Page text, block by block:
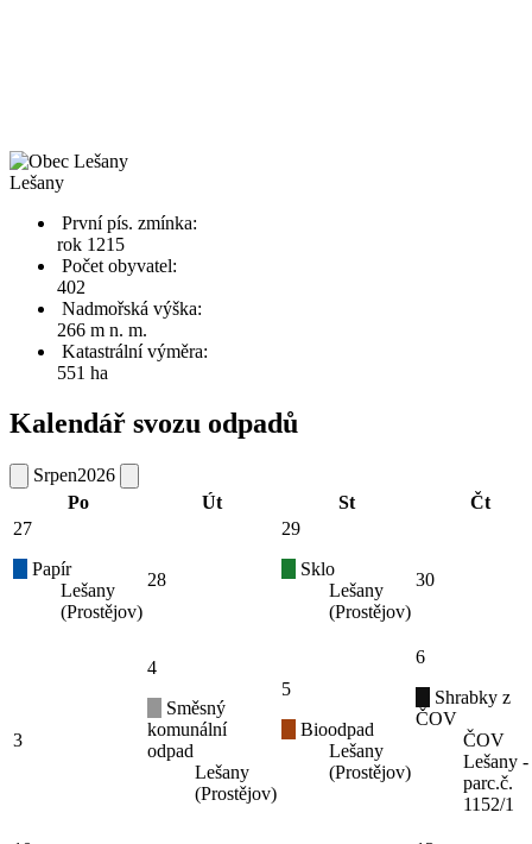
Lešany
První pís. zmínka:
rok 1215
Počet obyvatel:
402
Nadmořská výška:
266 m n. m.
Katastrální výměra:
551 ha
Kalendář svozu odpadů
Srpen2026
Po
Út St
Čt
27
Papír
Lešany
(Prostějov)
28
29
Sklo
Lešany
(Prostějov)
30
3
4
Směsný
komunální
odpad
Lešany
(Prostějov)
5
Bioodpad
Lešany
(Prostějov)
6
Shrabky z
ČOV
ČOV
Lešany -
parc.č.
1152/1